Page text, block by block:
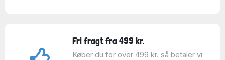
Fri fragt fra 499 kr.
Køber du for over 499 kr. så betaler vi